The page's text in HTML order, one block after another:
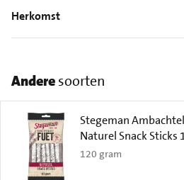
Herkomst
Anderesoorten
Stegeman
Naturel Snack Sticks
120 gram